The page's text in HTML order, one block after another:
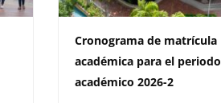
Cronograma de matrícula
académica para el periodo
académico 2026-2